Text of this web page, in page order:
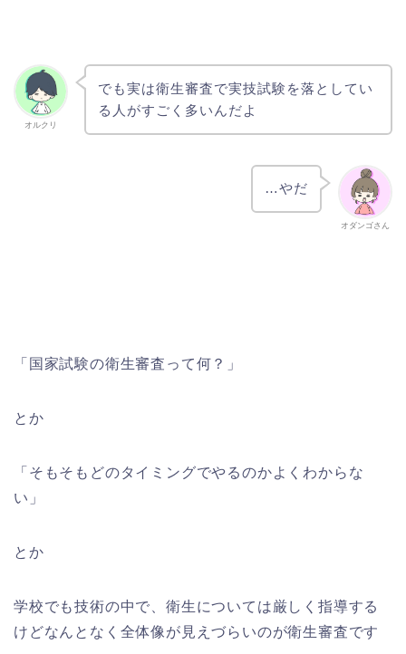
オルクリ
でも実は衛生審査で実技試験を落としてい
る人がすごく多いんだよ
オダンゴさん
…やだ
「国家試験の衛生審査って何？」
とか
「そもそもどのタイミングでやるのかよくわからな
い」
とか
学校でも技術の中で、衛生については厳しく指導する
けどなんとなく全体像が見えづらいのが衛生審査です